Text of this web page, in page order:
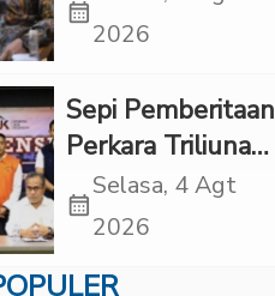
Inovasi
di “Indonesian
Brain Forum
2026 UPN
Veteran Jakarta”
calendar_month
2026
Sepi Pemberitaan
Perkara Triliunan
Rupiah Investree,
Ternyata Sudah
calendar_month
Selasa, 4 Agt
2026